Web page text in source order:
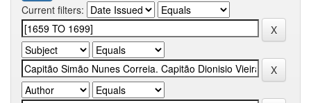
Current filters: